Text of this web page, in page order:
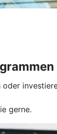
gerne.